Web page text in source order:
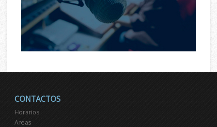
CONTACTOS
Horarios
Areas